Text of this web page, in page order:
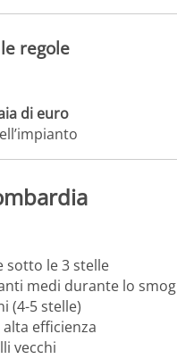
regole
di euro
sotto le 3 stelle
medi durante lo smog
(4-5 stelle)
efficienza
vecchi